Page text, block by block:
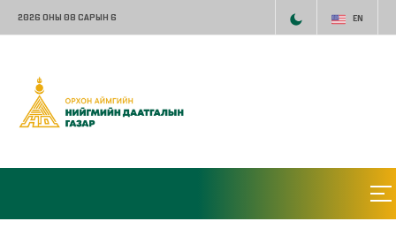
2026 ОНЫ 08 САРЫН 6 EN